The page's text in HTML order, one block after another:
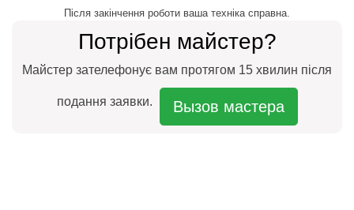
Після закінчення роботи ваша техніка справна.
Потрібен майстер?
Майстер зателефонує вам протягом 15 хвилин після
подання заявки. Вызов мастера